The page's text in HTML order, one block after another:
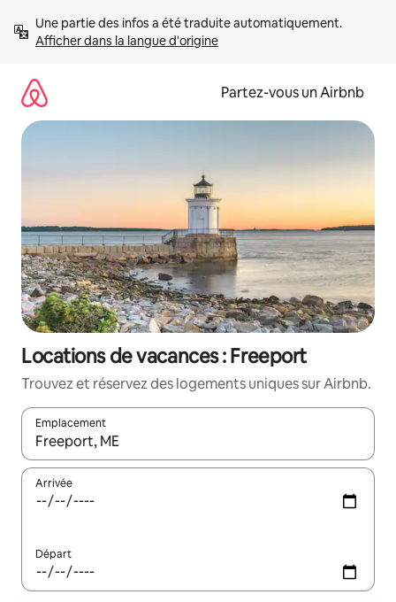
directement
Afficher dans la langue d'origine
Partez-vous un Airbnb
Locations de vacances : Freeport
Trouvez et réservez des logements uniques sur Airbnb.
Emplacement
Quand les résultats sont affichés, parcourez-les en utilisant
Arrivée
Départ